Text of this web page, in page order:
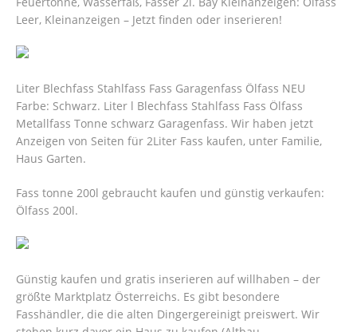
Leer, Kleinanzeigen – Jetzt finden oder inserieren!
Liter Blechfass Stahlfass Fass Garagenfass Ölfass NEU
Farbe: Schwarz. Liter l Blechfass Stahlfass Fass Ölfass
Metallfass Tonne schwarz Garagenfass. Wir haben jetzt
Anzeigen von Seiten für 2Liter Fass kaufen, unter Familie,
Haus Garten.
Fass tonne 200l gebraucht kaufen und günstig verkaufen:
Ölfass 200l.
Günstig kaufen und gratis inserieren auf willhaben – der
größte Marktplatz Österreichs. Es gibt besondere
Fasshändler, die die alten Dingergereinigt preiswert. Wir